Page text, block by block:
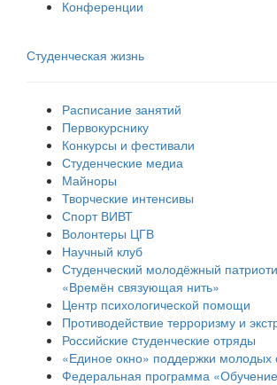
Конференции
Студенческая жизнь
Расписание занятий
Первокурснику
Конкурсы и фестивали
Студенческие медиа
Майноры
Творческие интенсивы
Спорт ВИВТ
Волонтеры ЦГВ
Научный клуб
Студенческий молодёжный
«Времён связующая нить»
Центр психологической помощи
Противодействие терроризму и
Российские cтуденческие отряды
«Единое окно» поддержки молодых
Федеральная программа